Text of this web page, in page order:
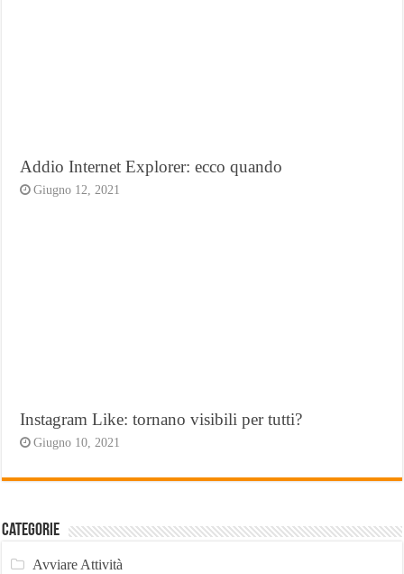
Addio Internet Explorer: ecco quando
Giugno 12, 2021
Instagram Like: tornano visibili per tutti?
Giugno 10, 2021
Categorie
Avviare Attività